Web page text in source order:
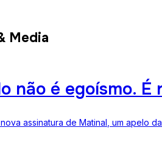
Media
não é egoísmo. É
nova assinatura de Matinal, um apelo